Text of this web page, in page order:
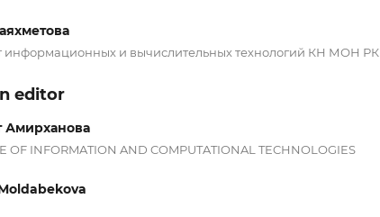
информационных и вычислительных технологий КН МОН РК
editor
Амирханова
OF INFORMATION AND COMPUTATIONAL TECHNOLOGIES